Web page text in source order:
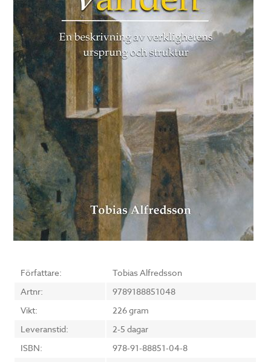
Författare:
Tobias Alfredsson
Artnr:
9789188851048
Vikt:
226 gram
Leveranstid:
2-5 dagar
ISBN:
978-91-88851-04-8